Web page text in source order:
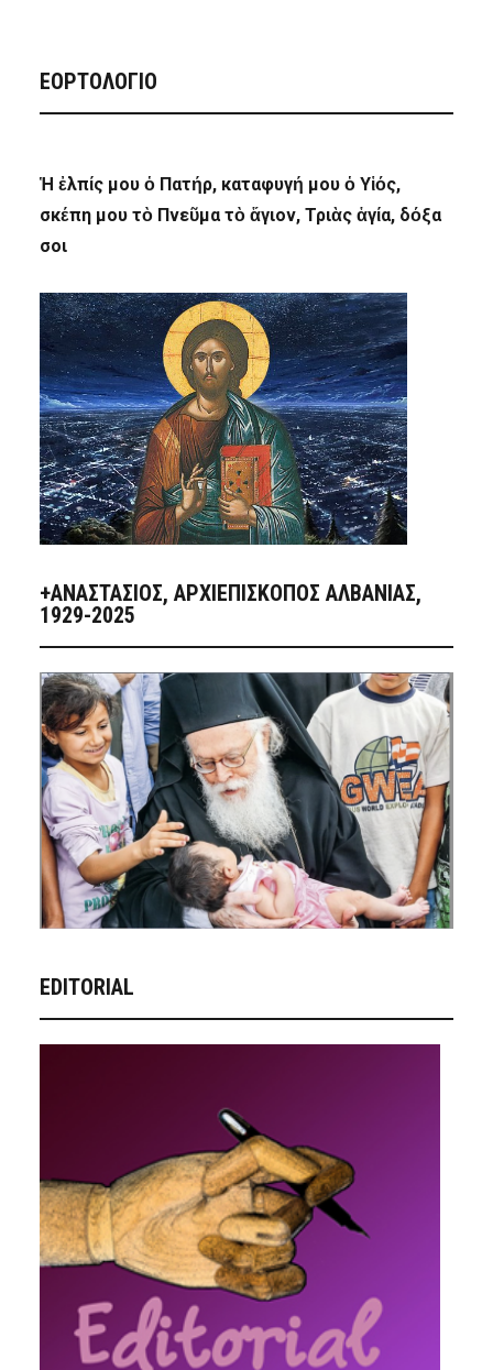
ΕΟΡΤΟΛΟΓΙΟ
Ἡ ἐλπίς μου ὁ Πατήρ, καταφυγή μου ὁ Υἱός,
σκέπη μου τὸ Πνεῦμα τὸ ἅγιον, Τριὰς ἁγία, δόξα
σοι
+ΑΝΑΣΤΆΣΙΟΣ, ΑΡΧΙΕΠΊΣΚΟΠΟΣ ΑΛΒΑΝΊΑΣ,
1929-2025
EDITORIAL